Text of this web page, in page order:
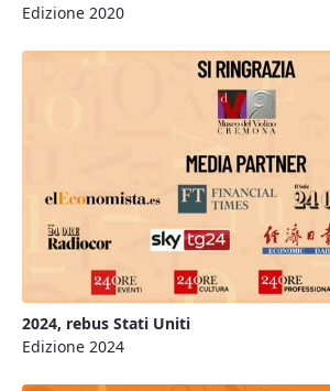
Edizione 2020
2024, rebus Stati Uniti
Edizione 2024